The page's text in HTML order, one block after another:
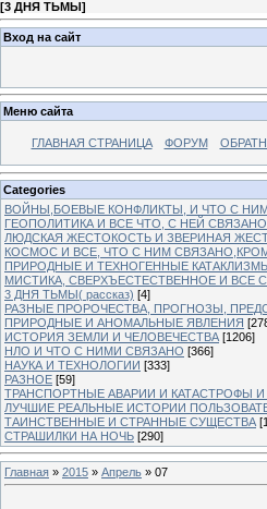
[3 ДНЯ ТЬМЫ]
Вход на сайт
Меню сайта
ГЛАВНАЯ СТРАНИЦА ФОРУМ
Categories
ВОЙНЫ,БОЕВЫЕ КОНФЛИКТЫ, И ЧТО С
ГЕОПОЛИТИКА И ВСЕ ЧТО, С НЕЙ СВЯЗАНО
ЛЮДСКАЯ ЖЕСТОКОСТЬ И ЗВЕРИНАЯ
КОСМОС И ВСЕ, ЧТО С НИМ
ПРИРОДНЫЕ И ТЕХНОГЕННЫЕ
МИСТИКА, СВЕРХЪЕСТЕСТВЕННОЕ И ВСЕ
3 ДНЯ ТЬМЫ( рассказ) [4]
РАЗНЫЕ ПРОРОЧЕСТВА, ПРОГНОЗЫ,
ПРИРОДНЫЕ И АНОМАЛЬНЫЕ ЯВЛЕНИЯ
ИСТОРИЯ ЗЕМЛИ И ЧЕЛОВЕЧЕСТВА [1206]
НЛО И ЧТО С НИМИ СВЯЗАНО [366]
НАУКА И ТЕХНОЛОГИИ [333]
РАЗНОЕ [59]
ТРАНСПОРТНЫЕ АВАРИИ И КАТАСТРОФЫ
ЛУЧШИЕ РЕАЛЬНЫЕ ИСТОРИИ
ТАИНСТВЕННЫЕ И СТРАННЫЕ СУЩЕСТВА
СТРАШИЛКИ НА НОЧЬ [290]
Главная » 2015 » Апрель » 07